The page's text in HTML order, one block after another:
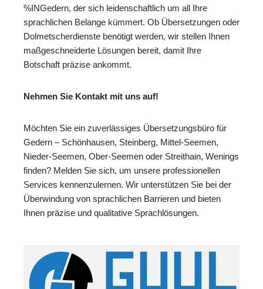
%INGedern, der sich leidenschaftlich um all Ihre
sprachlichen Belange kümmert. Ob Übersetzungen oder
Dolmetscherdienste benötigt werden, wir stellen Ihnen
maßgeschneiderte Lösungen bereit, damit Ihre
Botschaft präzise ankommt.
Nehmen Sie Kontakt mit uns auf!
Möchten Sie ein zuverlässiges Übersetzungsbüro für
Gedern – Schönhausen, Steinberg, Mittel-Seemen,
Nieder-Seemen, Ober-Seemen oder Streithain, Wenings
finden? Melden Sie sich, um unsere professionellen
Services kennenzulernen. Wir unterstützen Sie bei der
Überwindung von sprachlichen Barrieren und bieten
Ihnen präzise und qualitative Sprachlösungen.